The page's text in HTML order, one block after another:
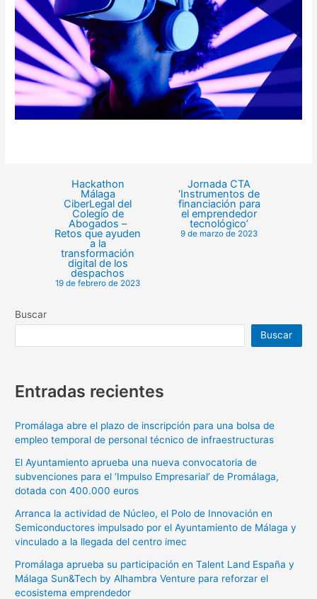
Hackathon
Málaga
CiberLegal del
Colegio de
Abogados –
Retos que ayuden
a la
transformación
digital de los
despachos
19 de febrero de 2023
Jornada CTA
‘Instrumentos de
financiación para
el emprendedor
tecnológico’
9 de marzo de 2023
Buscar
Buscar
Entradas recientes
Promálaga abre el plazo de inscripción para una bolsa de
empleo temporal de personal técnico de infraestructuras
El Ayuntamiento aprueba una nueva convocatoria de
subvenciones para el ‘Impulso Empresarial’ de Promálaga,
dotada con 400.000 euros
Arranca la actividad de Núcleo, el Polo de Innovación en
Semiconductores impulsado por el Ayuntamiento de Málaga y
vinculado a la llegada del centro imec
Promálaga aprueba su participación en Talent Land España y
Málaga Sun&Tech by Alhambra Venture para reforzar el
ecosistema emprendedor